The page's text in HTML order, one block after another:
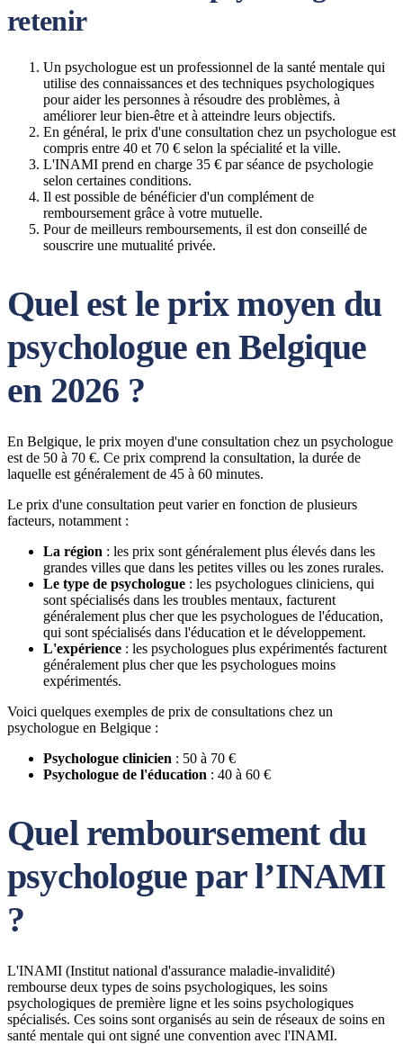
retenir
Un psychologue est un professionnel de la santé mentale qui
utilise des connaissances et des techniques psychologiques
pour aider les personnes à résoudre des problèmes, à
améliorer leur bien-être et à atteindre leurs objectifs.
En général, le prix d'une consultation chez un psychologue est
compris entre 40 et 70 € selon la spécialité et la ville.
L'INAMI prend en charge 35 € par séance de psychologie
selon certaines conditions.
Il est possible de bénéficier d'un complément de
remboursement grâce à votre mutuelle.
Pour de meilleurs remboursements, il est don conseillé de
souscrire une mutualité privée.
Quel est le prix moyen du
psychologue en Belgique
en 2026 ?
En Belgique, le prix moyen d'une consultation chez un psychologue
est de 50 à 70 €. Ce prix comprend la consultation, la durée de
laquelle est généralement de 45 à 60 minutes.
Le prix d'une consultation peut varier en fonction de plusieurs
facteurs, notamment :
La région : les prix sont généralement plus élevés dans les
grandes villes que dans les petites villes ou les zones rurales.
Le type de psychologue : les psychologues cliniciens, qui
sont spécialisés dans les troubles mentaux, facturent
généralement plus cher que les psychologues de l'éducation,
qui sont spécialisés dans l'éducation et le développement.
L'expérience : les psychologues plus expérimentés facturent
généralement plus cher que les psychologues moins
expérimentés.
Voici quelques exemples de prix de consultations chez un
psychologue en Belgique :
Psychologue clinicien : 50 à 70 €
Psychologue de l'éducation : 40 à 60 €
Quel remboursement du
psychologue par l’INAMI
?
L'INAMI (Institut national d'assurance maladie-invalidité)
rembourse deux types de soins psychologiques, les soins
psychologiques de première ligne et les soins psychologiques
spécialisés. Ces soins sont organisés au sein de réseaux de soins en
santé mentale qui ont signé une convention avec l'INAMI.